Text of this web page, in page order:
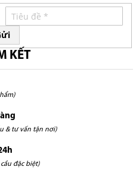
KẾT
& tư vấn tận nơi)
đặc biệt)